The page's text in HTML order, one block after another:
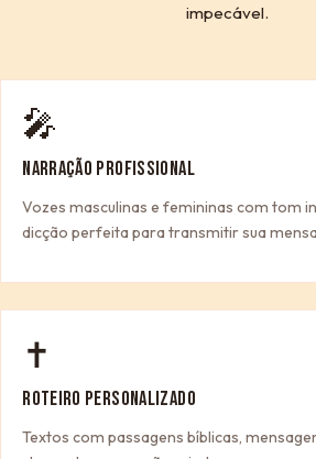
impecável.
🎤
NARRAÇÃO PROFISSIONAL
Vozes masculinas e femininas com tom
dicção perfeita para transmitir sua
✝
ROTEIRO PERSONALIZADO
Textos com passagens bíblicas,